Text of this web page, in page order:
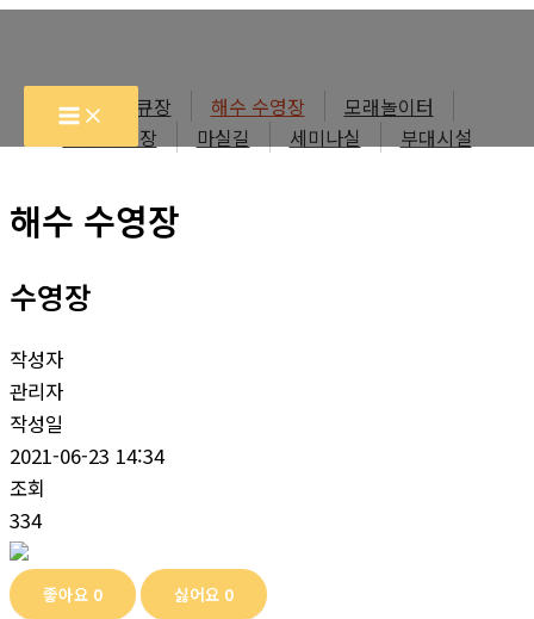
츠
건
뛰
바베큐장 해수 수영장
모래놀이터
주변 체험장
마실길 세미나실 부대시설
해수 수영장
수영장
작성자
관리자
작성일
2021-06-23 14:34
조회
334
좋아요 0 싫어요 0